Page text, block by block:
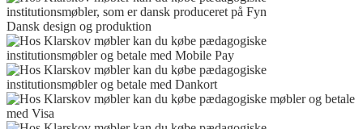
Dansk design og produktion